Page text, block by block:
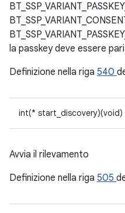
la passkey deve essere
Definizione nella riga 540
int(* start_discovery)(void)
Avvia il rilevamento
Definizione nella riga 505